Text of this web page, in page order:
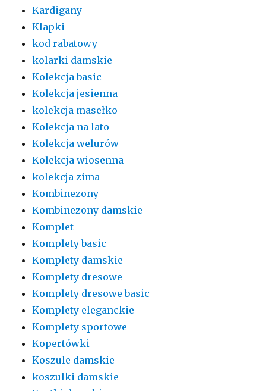
Kardigany
Klapki
kod rabatowy
kolarki damskie
Kolekcja basic
Kolekcja jesienna
kolekcja masełko
Kolekcja na lato
Kolekcja welurów
Kolekcja wiosenna
kolekcja zima
Kombinezony
Kombinezony damskie
Komplet
Komplety basic
Komplety damskie
Komplety dresowe
Komplety dresowe basic
Komplety eleganckie
Komplety sportowe
Kopertówki
Koszule damskie
koszulki damskie